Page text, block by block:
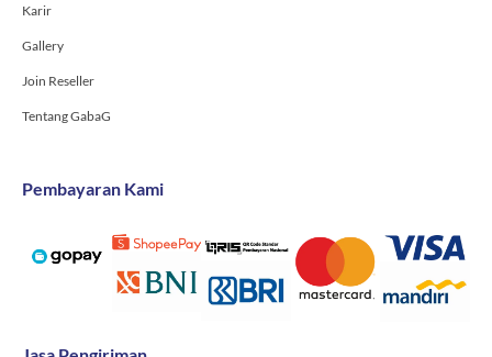
Karir
Gallery
Join Reseller
Tentang GabaG
Pembayaran Kami